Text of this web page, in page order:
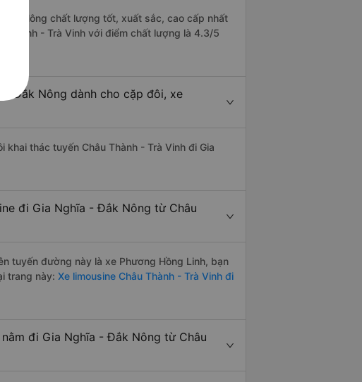
Nông chất lượng tốt, xuất sắc, cao cấp nhất
Thành - Trà Vinh với điểm chất lượng là 4.3/5
- Đắk Nông dành cho cặp đôi, xe
thác tuyến Châu Thành - Trà Vinh đi Gia
đi Gia Nghĩa - Đắk Nông từ Châu
tuyến đường này là xe Phương Hồng Linh, bạn
trang này: Xe limousine Châu Thành - Trà Vinh đi
đi Gia Nghĩa - Đắk Nông từ Châu